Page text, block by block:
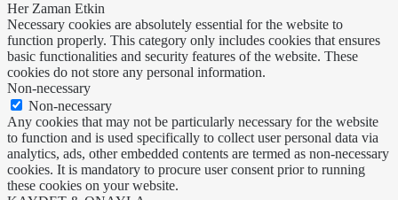
Her Zaman Etkin
Necessary cookies are absolutely essential for the website to
function properly. This category only includes cookies that ensures
basic functionalities and security features of the website. These
cookies do not store any personal information.
Non-necessary
Non-necessary
Any cookies that may not be particularly necessary for the website
to function and is used specifically to collect user personal data via
analytics, ads, other embedded contents are termed as non-necessary
cookies. It is mandatory to procure user consent prior to running
these cookies on your website.